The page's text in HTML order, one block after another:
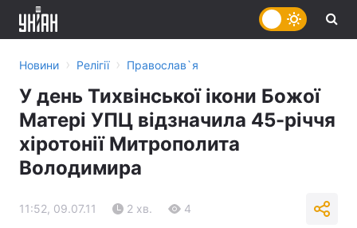
Новини › Релігії › Православ`я
У день Тихвінської ікони Божої
Матері УПЦ відзначила 45-річчя
хіротонії Митрополита
Володимира
11:52, 09.07.11 2 хв. 4